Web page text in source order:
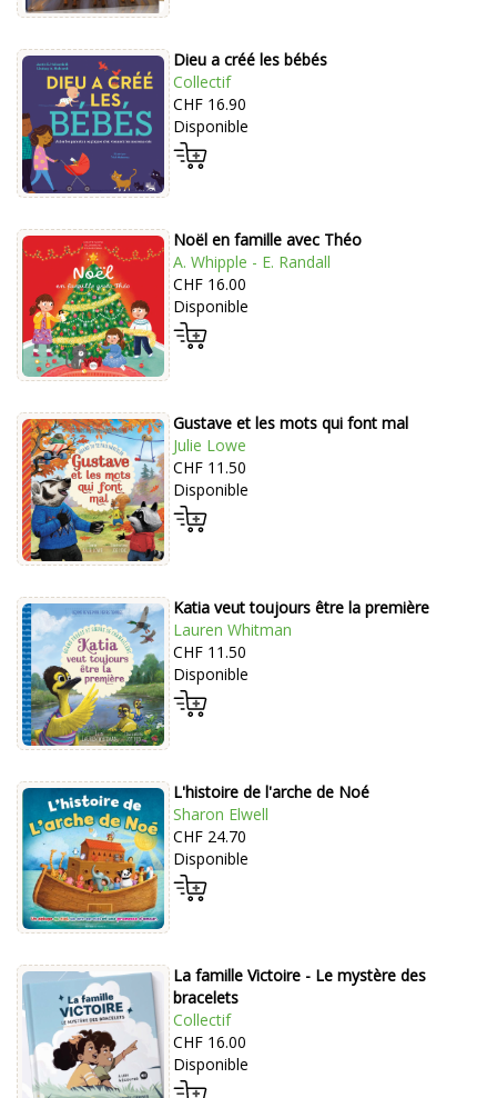
Dieu a créé les bébés
Collectif
CHF 16.90
Disponible
Noël en famille avec Théo
A. Whipple - E. Randall
CHF 16.00
Disponible
Gustave et les mots qui font mal
Julie Lowe
CHF 11.50
Disponible
Katia veut toujours être la première
Lauren Whitman
CHF 11.50
Disponible
L'histoire de l'arche de Noé
Sharon Elwell
CHF 24.70
Disponible
La famille Victoire - Le mystère des
bracelets
Collectif
CHF 16.00
Disponible